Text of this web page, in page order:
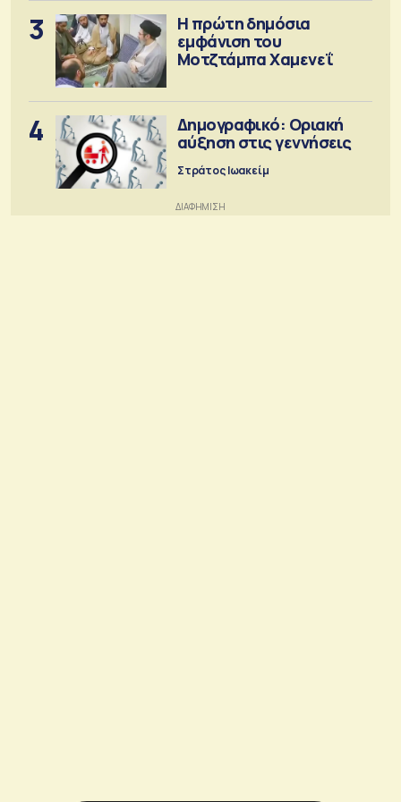
3
Η πρώτη δημόσια
εμφάνιση του
Μοτζτάμπα Χαμενεΐ
4
Δημογραφικό: Οριακή
αύξηση στις γεννήσεις
Στράτος Ιωακείμ